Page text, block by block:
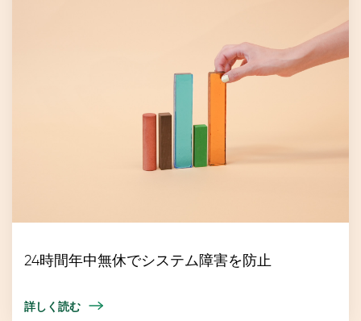
24時間年中無休でシステム障害を防止
詳しく読む